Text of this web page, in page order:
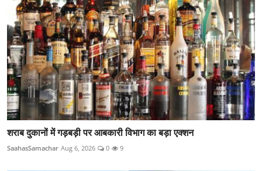
शराब दुकानों में गड़बड़ी पर आबकारी विभाग का बड़ा एक्शन
SaahasSamachar Aug 6, 2026 0 9